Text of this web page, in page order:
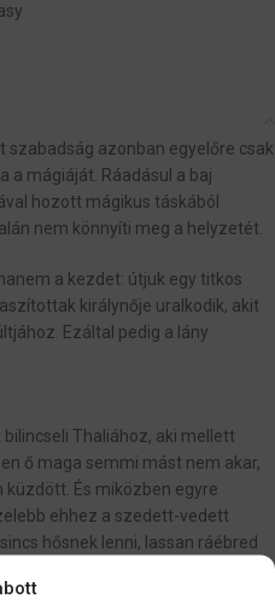
azonban egyelőre csak
a mágiáját. Ráadásul a baj
hozott mágikus táskából
nem könnyíti meg a helyzetét.
a kezdet: útjuk egy titkos
királynője uralkodik, akit
Ezáltal pedig a lány
Thaliához, aki mellett
ő maga semmi mást nem akar,
És miközben egyre
ehhez a szedett-vedett
hősnek lenni, lassan ráébred
csak a körülöttük